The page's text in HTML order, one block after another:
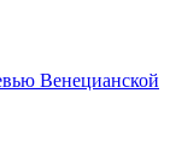
Венецианской